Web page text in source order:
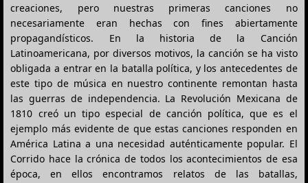
creaciones, pero nuestras primeras canciones no
necesariamente eran hechas con fines abiertamente
propagandísticos. En la historia de la Canción
Latinoamericana, por diversos motivos, la canción se ha visto
obligada a entrar en la batalla política, y los antecedentes de
este tipo de música en nuestro continente remontan hasta
las guerras de independencia. La Revolución Mexicana de
1810 creó un tipo especial de canción política, que es el
ejemplo más evidente de que estas canciones responden en
América Latina a una necesidad auténticamente popular. El
Corrido hace la crónica de todos los acontecimientos de esa
época, en ellos encontramos relatos de las batallas,